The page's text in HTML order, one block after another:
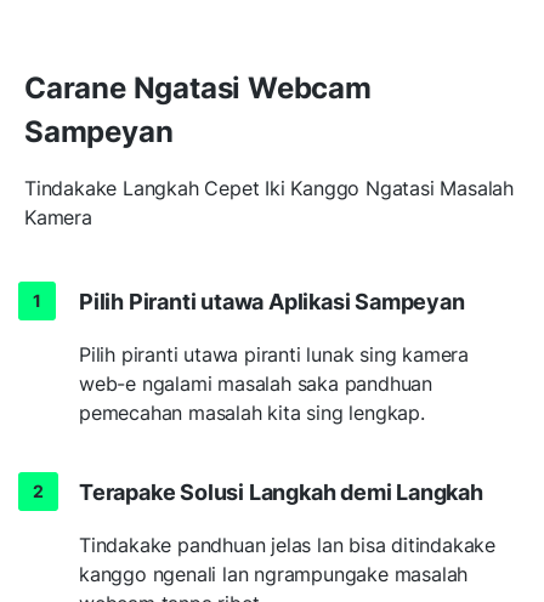
Carane Ngatasi Webcam
Sampeyan
Tindakake Langkah Cepet Iki Kanggo Ngatasi Masalah
Kamera
Pilih Piranti utawa Aplikasi Sampeyan
Pilih piranti utawa piranti lunak sing kamera
web-e ngalami masalah saka pandhuan
pemecahan masalah kita sing lengkap.
Terapake Solusi Langkah demi Langkah
Tindakake pandhuan jelas lan bisa ditindakake
kanggo ngenali lan ngrampungake masalah